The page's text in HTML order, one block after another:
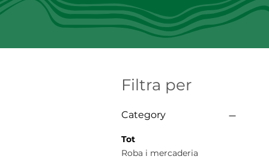
Filtra per
Category
Tot
Roba i mercaderia